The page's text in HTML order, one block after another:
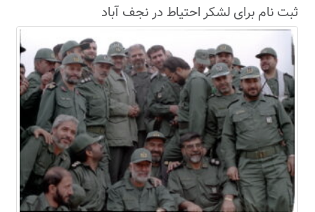
ثبت نام برای لشکر احتیاط در نجف آباد